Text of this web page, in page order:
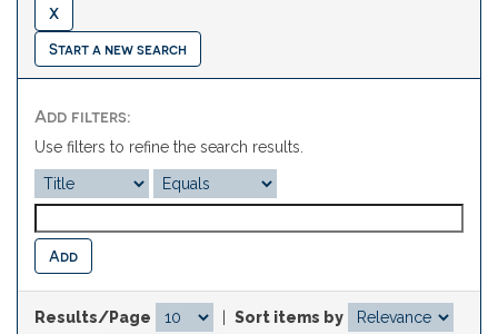
Start a new search
Add filters:
Use filters to refine the search results.
Results/Page
Sort items by